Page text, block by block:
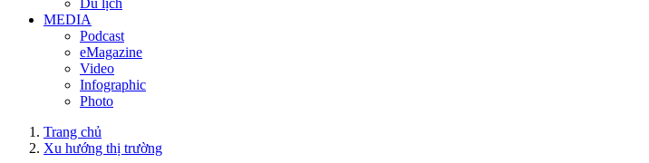
Du lịch
MEDIA
Podcast
eMagazine
Video
Infographic
Photo
Trang chủ
Xu hướng thị trường